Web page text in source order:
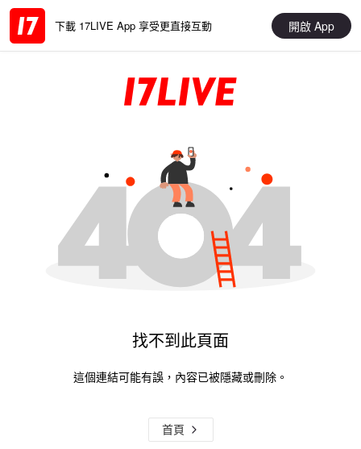
下載 17LIVE App 享受更直接互動 開啟 App
找不到此頁面
這個連結可能有誤，內容已被隱藏或刪除。
首頁